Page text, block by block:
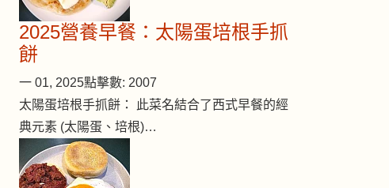
2025營養早餐：太陽蛋培根手抓
餅
一 01, 2025點擊數: 2007
太陽蛋培根手抓餅： 此菜名結合了西式早餐的經
典元素 (太陽蛋、培根)…